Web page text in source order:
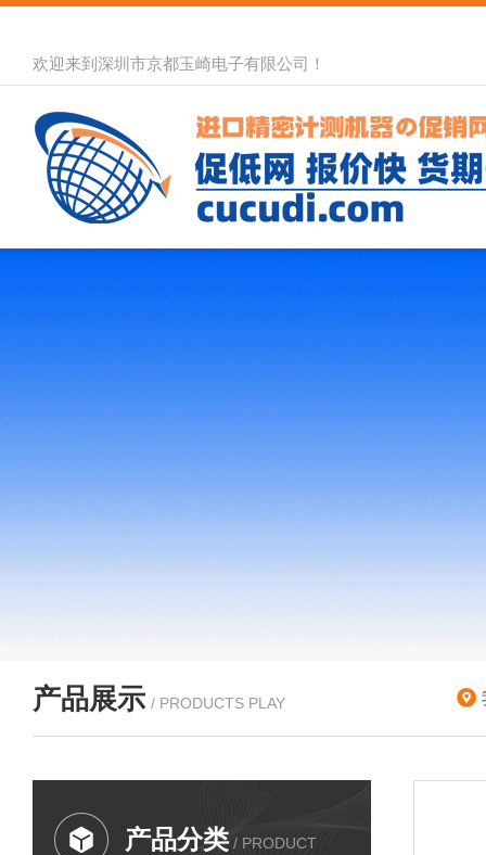
欢迎来到深圳市京都玉崎电子有限公司！
产品展示 / PRODUCTS PLAY
产品分类 / PRODUCT